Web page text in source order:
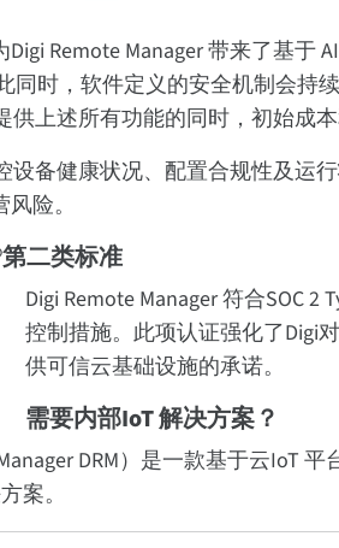
Digi Remote Manager 带来了基
同时，软件定义的安全机制会持
供上述所有功能的同时，初始成
设备健康状况、配置合规性及运
险。
二类标准
Digi Remote Manager 符合SOC
控制措施。此项认证强化了Digi
供可信云基础设施的承诺。
需要内部IoT 解决方案？
DRM）是一款基于云IoT 平
案。